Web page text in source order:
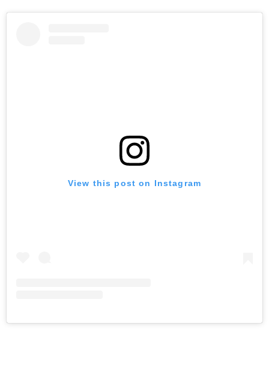
View this post on Instagram